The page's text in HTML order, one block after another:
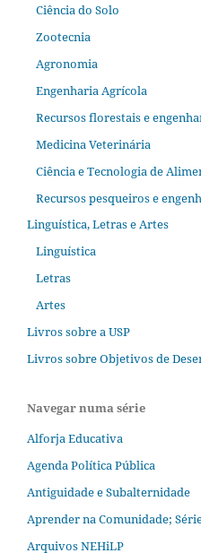
Ciência do Solo
Zootecnia
Agronomia
Engenharia Agrícola
Recursos florestais e
Medicina Veterinária
Ciência e Tecnologia de
Recursos pesqueiros e
Linguística, Letras e Artes
Linguística
Letras
Artes
Livros sobre a USP
Livros sobre Objetivos de
Navegar numa série
Alforja Educativa
Agenda Política Pública
Antiguidade e Subalternidade
Aprender na Comunidade;
Arquivos NEHiLP